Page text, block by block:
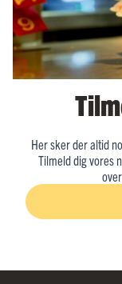
Her sker der altid
Tilmeld dig vores